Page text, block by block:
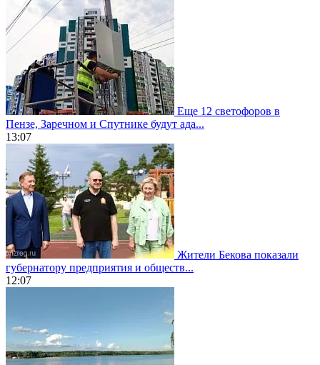
Еще 12 светофоров в
Пензе, Заречном и Спутнике будут ада...
13:07
Жители Бекова показали
губернатору предприятия и обществ...
12:07